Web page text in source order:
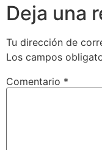
Deja una
Tu dirección de
Los campos
Comentario *